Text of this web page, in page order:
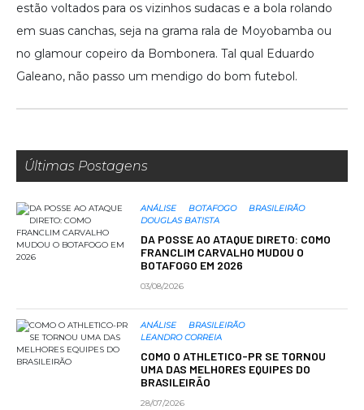
estão voltados para os vizinhos sudacas e a bola rolando
em suas canchas, seja na grama rala de Moyobamba ou
no glamour copeiro da Bombonera. Tal qual Eduardo
Galeano, não passo um mendigo do bom futebol.
Últimas Postagens
ANÁLISE BOTAFOGO
BRASILEIRÃO
DOUGLAS BATISTA
DA POSSE AO ATAQUE DIRETO: COMO
FRANCLIM CARVALHO MUDOU O
BOTAFOGO EM 2026
03/08/2026
ANÁLISE
BRASILEIRÃO
LEANDRO CORREIA
COMO O ATHLETICO-PR SE TORNOU
UMA DAS MELHORES EQUIPES DO
BRASILEIRÃO
28/07/2026